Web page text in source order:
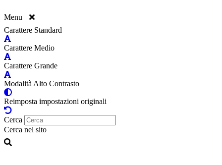
Menu
Carattere Standard
Carattere Medio
Carattere Grande
Modalità Alto Contrasto
Reimposta impostazioni originali
Cerca
Cerca nel sito